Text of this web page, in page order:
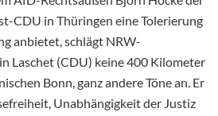
CDU in Thüringen eine Tolerierung
anbietet, schlägt NRW-
Laschet (CDU) keine 400 Kilometer
Bonn, ganz andere Töne an. Er
Unabhängigkeit der Justiz